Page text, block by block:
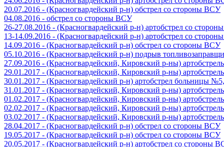
20.07.2016 - (Красногвардейский р-н) обстрел со стороны ВСУ
04.08.2016 - обстрел со стороны ВСУ
26-27.08.2016 - (Красногвардейский р-н) артобстрел со
13-14.09.2016 - (Красногвардейский р-н) артобстрел со
14.09.2016 - (Красногвардейский р-н) обстрел со стороны ВСУ
05.10.2016 - (Красногвардейский р-н) подрыв
27.09.2016 - (Красногвардейский, Кировский р-ны)
29.01.2017 - (Красногвардейский, Кировский р-ны)
30.01.2017 - (Красногвардейский р-н) артобстрел больницы
31.01.2017 - (Красногвардейский, Кировский р-ны)
01.02.2017 - (Красногвардейский, Кировский р-ны)
02.02.2017 - (Красногвардейский, Кировский р-ны)
03.02.2017 - (Красногвардейский, Кировский р-ны)
28.04.2017 - (Красногвардейский р-н) обстрел со стороны ВСУ
19.05.2017 - (Красногвардейский р-н) обстрел со стороны ВСУ
20.05.2017 - (Красногвардейский р-н) артобстрел со стороны